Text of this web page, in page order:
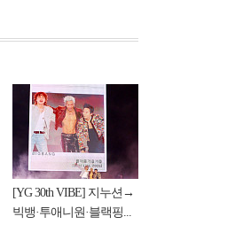
[YG 30th VIBE] 지누션→
빅뱅·투애니원·블랙핑...